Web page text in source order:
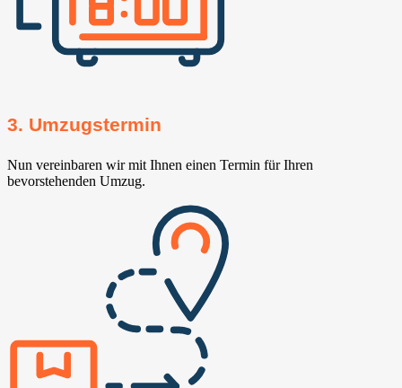
3. Umzugstermin
Nun vereinbaren wir mit Ihnen einen Termin für Ihren
bevorstehenden Umzug.